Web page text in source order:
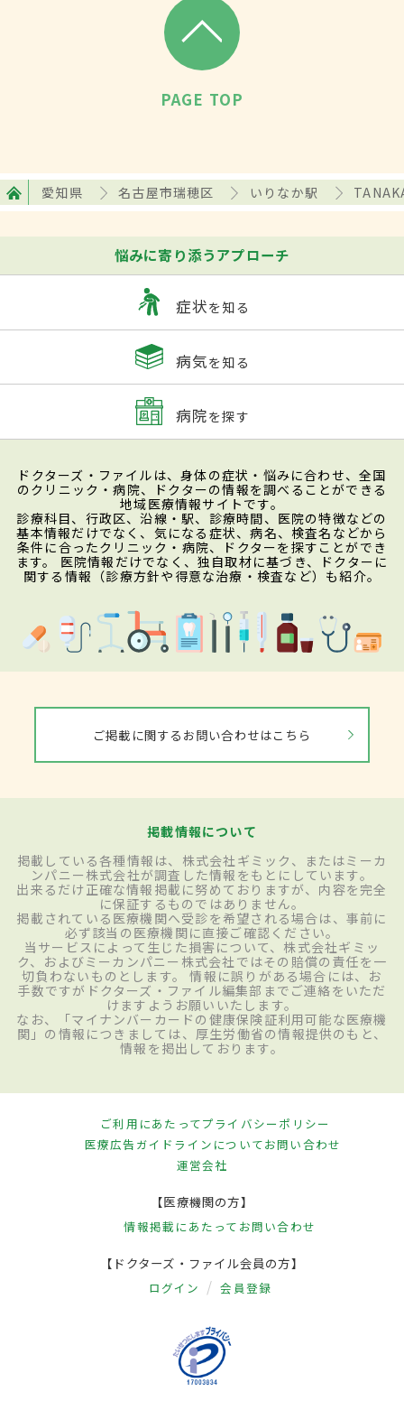
PAGE TOP
愛知県 名古屋市瑞穂区 いりなか駅
悩みに寄り添うアプローチ
症状を知る
病気を知る
病院を探す
ドクターズ・ファイルは、身体の症状・悩みに合わせ、全国
のクリニック・病院、ドクターの情報を調べることができる
地域医療情報サイトです。
診療科目、行政区、沿線・駅、診療時間、医院の特徴などの
基本情報だけでなく、気になる症状、病名、検査名などから
条件に合ったクリニック・病院、ドクターを探すことができ
ます。 医院情報だけでなく、独自取材に基づき、ドクターに
関する情報（診療方針や得意な治療・検査など）も紹介。
ご掲載に関するお問い合わせはこちら
掲載情報について
掲載している各種情報は、株式会社ギミック、またはミーカ
ンパニー株式会社が調査した情報をもとにしています。
出来るだけ正確な情報掲載に努めておりますが、内容を完全
に保証するものではありません。
掲載されている医療機関へ受診を希望される場合は、事前に
必ず該当の医療機関に直接ご確認ください。
当サービスによって生じた損害について、株式会社ギミッ
ク、およびミーカンパニー株式会社ではその賠償の責任を一
切負わないものとします。 情報に誤りがある場合には、お
手数ですがドクターズ・ファイル編集部までご連絡をいただ
けますようお願いいたします。
なお、「マイナンバーカードの健康保険証利用可能な医療機
関」の情報につきましては、厚生労働省の情報提供のもと、
情報を掲出しております。
ご利用にあたってプライバシーポリシー
医療広告ガイドラインについてお問い合わせ
運営会社
【医療機関の方】
情報掲載にあたって お問い合わせ
【ドクターズ・ファイル会員の方】
ログイン 会員登録